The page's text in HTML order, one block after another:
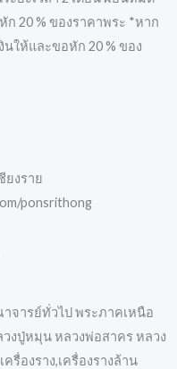
20 % ของราคาพระ *หาก
นให้และขอหัก 20 % ของ
ยงราย
ponsrithong
จารย์ทั่วไป พระภาคเหนือ
งปู่หมุน หลวงพ่อสาคร หลวง
รื่องราง,เครื่องรางล้าน